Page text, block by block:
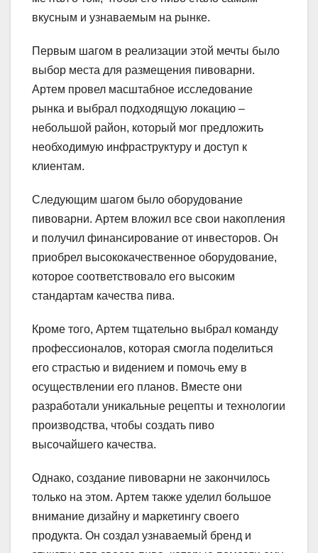
вкусным и узнаваемым на рынке.
Первым шагом в реализации этой мечты было
выбор места для размещения пивоварни.
Артем провел масштабное исследование
рынка и выбрал подходящую локацию –
небольшой район, который мог предложить
необходимую инфраструктуру и доступ к
клиентам.
Следующим шагом было оборудование
пивоварни. Артем вложил все свои накопления
и получил финансирование от инвесторов. Он
приобрел высококачественное оборудование,
которое соответствовало его высоким
стандартам качества пива.
Кроме того, Артем тщательно выбрал команду
профессионалов, которая смогла поделиться
его страстью и видением и помочь ему в
осуществлении его планов. Вместе они
разработали уникальные рецепты и технологии
производства, чтобы создать пиво
высочайшего качества.
Однако, создание пивоварни не закончилось
только на этом. Артем также уделил большое
внимание дизайну и маркетингу своего
продукта. Он создал узнаваемый бренд и